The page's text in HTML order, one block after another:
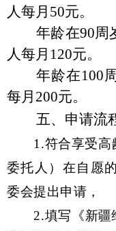
人每月 50元。
年龄在90周
人每月 120元。
年龄在100
每月 200元。
五、申请流
1.符合享受高
委托人）在自愿
委会提出申请，
2.填写《新疆